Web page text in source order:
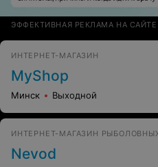
ЭФФЕКТИВНАЯ РЕКЛАМА НА САЙТЕ
ИНТЕРНЕТ-МАГАЗИН
MyShop
Минск Выходной
Nevod